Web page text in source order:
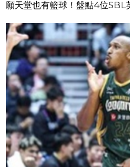
願天堂也有籃球！盤點4位SBL